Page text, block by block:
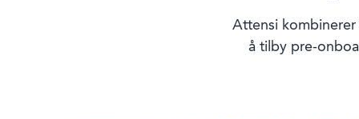
Attensi
å tilby pre-